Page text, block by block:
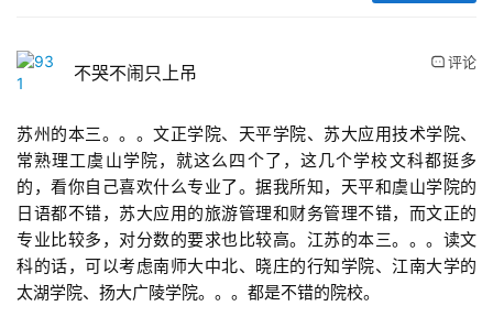
不哭不闹只上吊 评论
苏州的本三。。。文正学院、天平学院、苏大应用技术学院、
常熟理工虞山学院，就这么四个了，这几个学校文科都挺多
的，看你自己喜欢什么专业了。据我所知，天平和虞山学院的
日语都不错，苏大应用的旅游管理和财务管理不错，而文正的
专业比较多，对分数的要求也比较高。江苏的本三。。。读文
科的话，可以考虑南师大中北、晓庄的行知学院、江南大学的
太湖学院、扬大广陵学院。。。都是不错的院校。